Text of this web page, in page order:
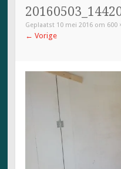
INHOUD
SPRINGEN
Geplaatst 10 mei 2016 om 600
← Vorige